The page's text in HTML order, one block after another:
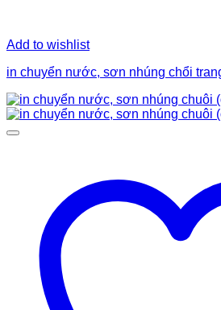
Add to wishlist
in chuyển nước, sơn nhúng chổi